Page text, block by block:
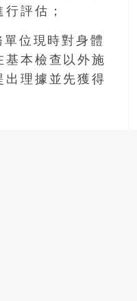
評估；
位現時對身體
基本檢查以外施
出理據並先獲得